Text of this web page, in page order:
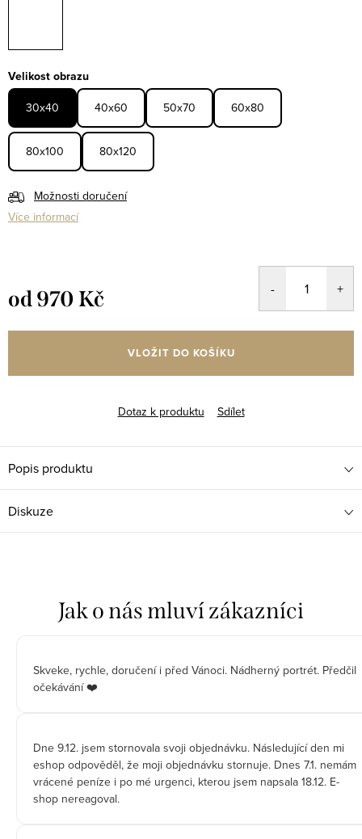
Velikost obrazu
30x40 40x60 50x70 60x80
80x100 80x120
Možnosti doručení
Více informací
od970 Kč
VLOŽIT DO KOŠÍKU
Dotaz k produktu Sdílet
Popis produktu
Diskuze
Skveke, rychle, doručení i před Vánoci. Nádherný portrét. Předčil
očekávání ❤️
Dne 9.12. jsem stornovala svoji objednávku. Následující den mi
eshop odpověděl, že moji objednávku stornuje. Dnes 7.1. nemám
vrácené peníze i po mé urgenci, kterou jsem napsala 18.12. E-
shop nereagoval.